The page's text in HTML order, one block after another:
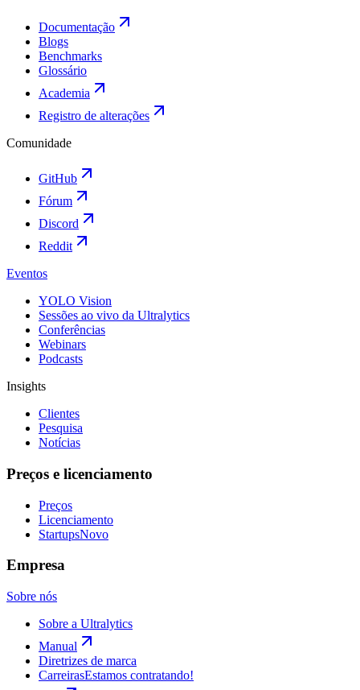
Documentação
Blogs
Benchmarks
Glossário
Academia
Registro de alterações
Comunidade
GitHub
Fórum
Discord
Reddit
Eventos
YOLO Vision
Sessões ao vivo da Ultralytics
Conferências
Webinars
Podcasts
Insights
Clientes
Pesquisa
Notícias
Preços e licenciamento
Preços
Licenciamento
StartupsNovo
Empresa
Sobre nós
Sobre a Ultralytics
Manual
Diretrizes de marca
CarreirasEstamos contratando!